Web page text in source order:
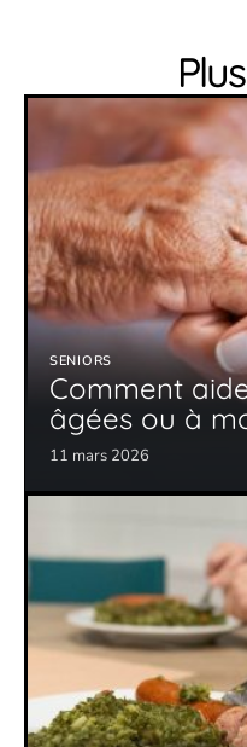
SENIORS
Comment
âgées ou à
11 mars 2026